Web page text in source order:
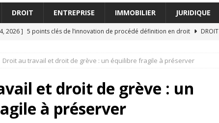
DROIT ENTREPRISE IMMOBILIER JURIDIQUE
2026 ] 5 points clés de l’innovation de procédé définition en droit
DROIT
2026 ] L’innovation de procédé définition face aux nouvelles lois
23, 2026 ]
Humoriste avocat : entre rires et plaidoiries, comment choisir
L’impact des humoristes avocats sur le système judiciaire
Droit au travail et droit de grève : un équilibre fragile à préserver
et droit de grève : un
à préserver